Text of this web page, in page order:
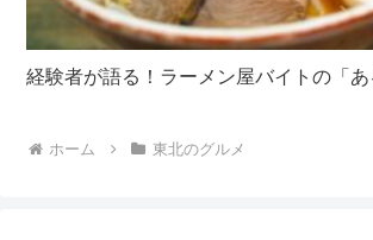
経験者が語る！ラーメン屋バイトの「あ
ホーム 東北のグルメ